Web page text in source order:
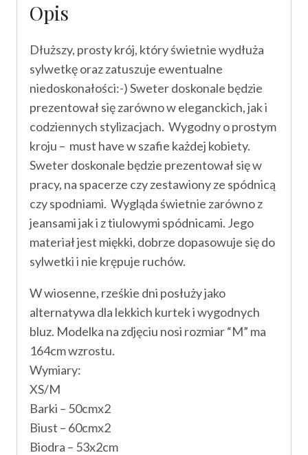
Opis
Dłuższy, prosty krój, który świetnie wydłuża
sylwetkę oraz zatuszuje ewentualne
niedoskonałości:-) Sweter doskonale będzie
prezentował się zarówno w eleganckich, jak i
codziennych stylizacjach. Wygodny o prostym
kroju – must have w szafie każdej kobiety.
Sweter doskonale będzie prezentował się w
pracy, na spacerze czy zestawiony ze spódnicą
czy spodniami. Wygląda świetnie zarówno z
jeansami jak i z tiulowymi spódnicami. Jego
materiał jest miękki, dobrze dopasowuje się do
sylwetki i nie krępuje ruchów.
W wiosenne, rześkie dni posłuży jako
alternatywa dla lekkich kurtek i wygodnych
bluz. Modelka na zdjęciu nosi rozmiar “M” ma
164cm wzrostu.
Wymiary:
XS/M
Barki – 50cmx2
Biust – 60cmx2
Biodra – 53x2cm